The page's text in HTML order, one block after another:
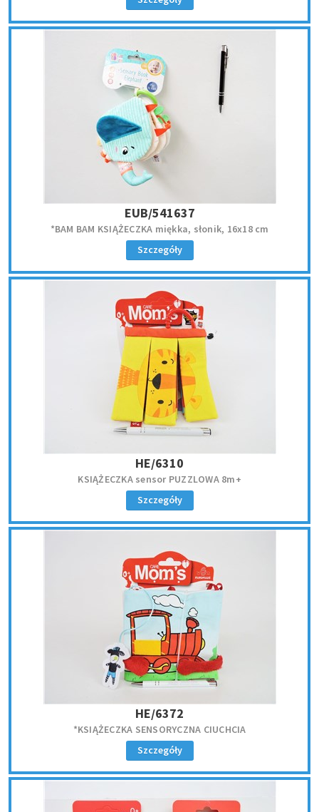
EUB/541637
*BAM BAM KSIĄŻECZKA miękka, słonik, 16x18 cm
Szczegóły
HE/6310
KSIĄŻECZKA sensor PUZZLOWA 8m+
Szczegóły
HE/6372
*KSIĄŻECZKA SENSORYCZNA CIUCHCIA
Szczegóły